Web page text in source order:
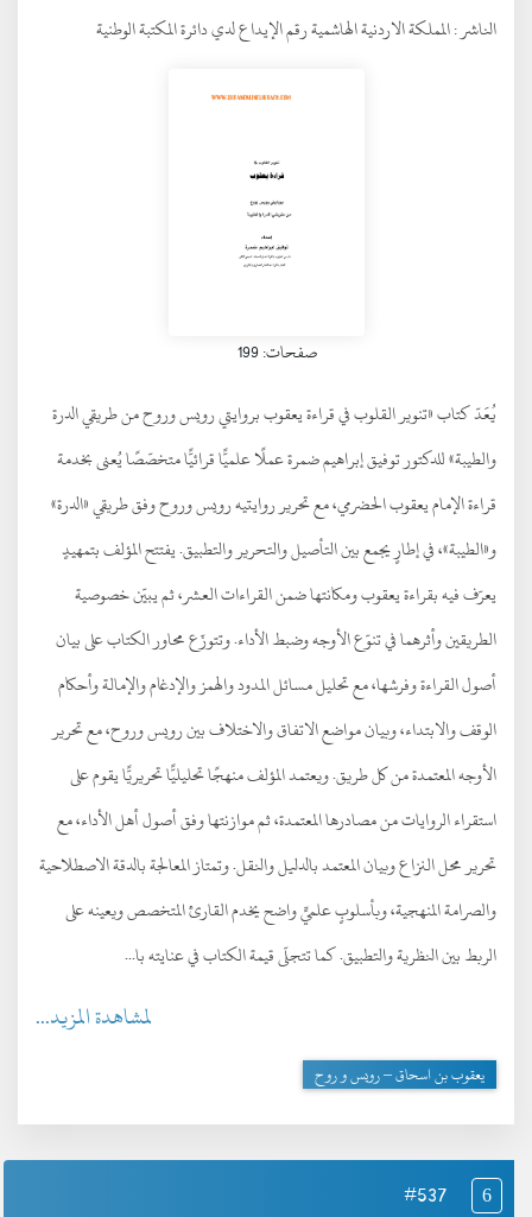
الناشر :المملكة الاردنية الهاشمية رقم الإيداع لدي دائرة المكتبة الوطنية
صفحات: 199
يُعَدّ كتاب «تنوير القلوب في قراءة يعقوب بروايتي رويس وروح من طريقي الدرة
والطيبة» للدكتور توفيق إبراهيم ضمرة عملًا علميًّا قرائيًّا متخصّصًا يُعنى بخدمة
قراءة الإمام يعقوب الحضرمي، مع تحرير روايتيه رويس وروح وفق طريقي «الدرة»
و«الطيبة»، في إطارٍ يجمع بين التأصيل والتحرير والتطبيق. يفتتح المؤلف بتمهيدٍ
يعرّف فيه بقراءة يعقوب ومكانتها ضمن القراءات العشر، ثم يبيّن خصوصية
الطريقين وأثرهما في تنوّع الأوجه وضبط الأداء. وتتوزّع محاور الكتاب على بيان
أصول القراءة وفرشها، مع تحليل مسائل المدود والهمز والإدغام والإمالة وأحكام
الوقف والابتداء، وبيان مواضع الاتفاق والاختلاف بين رويس وروح، مع تحرير
الأوجه المعتمدة من كل طريق. ويعتمد المؤلف منهجًا تحليليًّا تحريريًّا يقوم على
استقراء الروايات من مصادرها المعتمدة، ثم موازنتها وفق أصول أهل الأداء، مع
تحرير محل النزاع وبيان المعتمد بالدليل والنقل. وتمتاز المعالجة بالدقة الاصطلاحية
والصرامة المنهجية، وبأسلوبٍ علميٍّ واضح يخدم القارئ المتخصص ويعينه على
الربط بين النظرية والتطبيق. كما تتجلّى قيمة الكتاب في عنايته با...
لمشاهدة المزيد...
يعقوب بن اسحاق – رويس و روح
6
#537